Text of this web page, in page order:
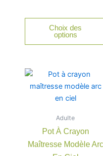
Choix des
options
Adulte
Pot À Crayon
Maîtresse Modèle Arc